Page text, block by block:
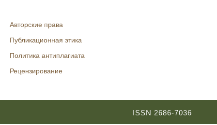
Авторские права
Публикационная этика
Политика антиплагиата
Рецензирование
ISSN 2686-7036